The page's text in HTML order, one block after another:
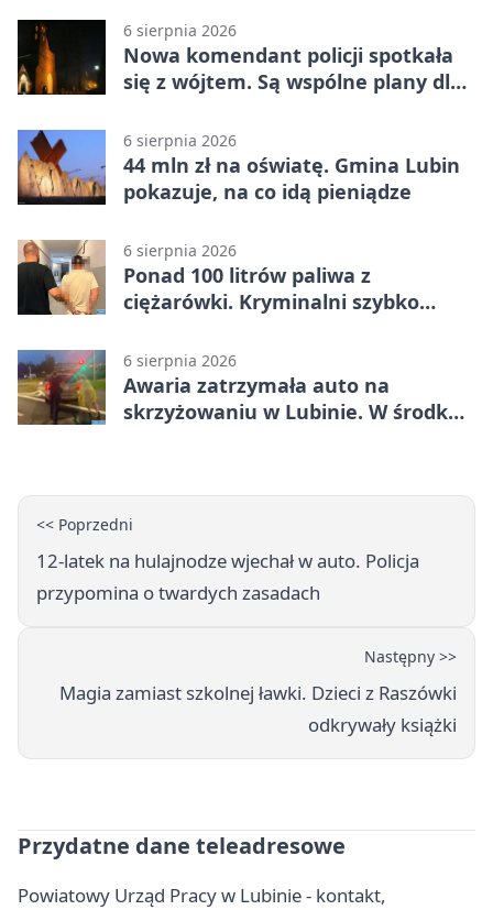
6 sierpnia 2026
Nowa komendant policji spotkała
się z wójtem. Są wspólne plany dla
6 sierpnia 2026
44 mln zł na oświatę. Gmina Lubin
pokazuje, na co idą pieniądze
6 sierpnia 2026
Ponad 100 litrów paliwa z
ciężarówki. Kryminalni szybko
6 sierpnia 2026
Awaria zatrzymała auto na
skrzyżowaniu w Lubinie. W środku
<< Poprzedni
12-latek na hulajnodze wjechał w auto. Policja
przypomina o twardych zasadach
Następny >>
Magia zamiast szkolnej ławki. Dzieci z Raszówki
odkrywały książki
Przydatne dane teleadresowe
Powiatowy Urząd Pracy w Lubinie - kontakt,